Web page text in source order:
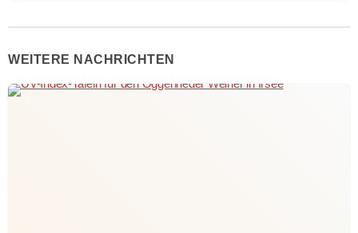
WEITERE NACHRICHTEN